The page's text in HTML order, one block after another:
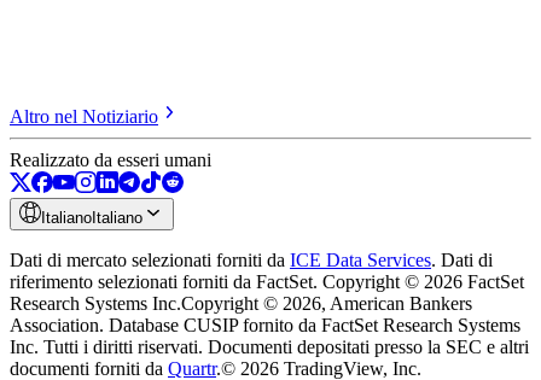
Altro nel Notiziario
Realizzato da esseri umani
Italiano Italiano
Dati di mercato selezionati forniti da ICE Data Services. Dati di
riferimento selezionati forniti da FactSet. Copyright © 2026 FactSet
Research Systems Inc.Copyright © 2026, American Bankers
Association. Database CUSIP fornito da FactSet Research Systems
Inc. Tutti i diritti riservati. Documenti depositati presso la SEC e altri
documenti forniti da Quartr.© 2026 TradingView, Inc.